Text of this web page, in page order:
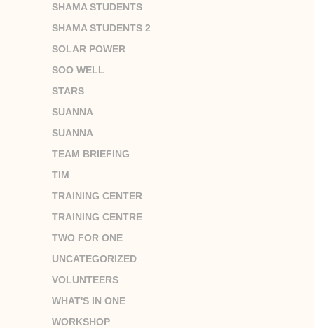
SHAMA STUDENTS
SHAMA STUDENTS 2
SOLAR POWER
SOO WELL
STARS
SUANNA
SUANNA
TEAM BRIEFING
TIM
TRAINING CENTER
TRAINING CENTRE
TWO FOR ONE
UNCATEGORIZED
VOLUNTEERS
WHAT'S IN ONE
WORKSHOP